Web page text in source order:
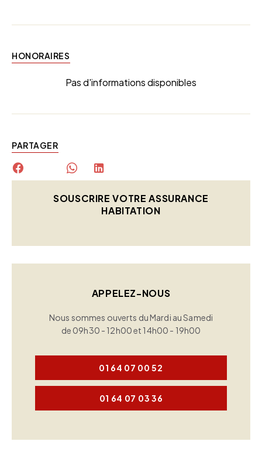
HONORAIRES
Pas d'informations disponibles
PARTAGER
SOUSCRIRE VOTRE ASSURANCE
HABITATION
APPELEZ-NOUS
Nous sommes ouverts du Mardi au Samedi
de 09h30 - 12h00 et 14h00 - 19h00
01 64 07 00 52
01 64 07 03 36